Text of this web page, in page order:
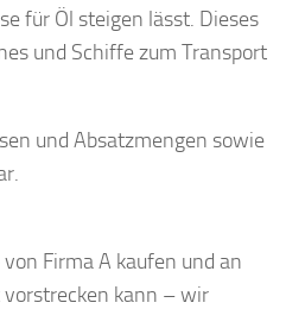
für Öl steigen lässt. Dieses
und Schiffe zum Transport
und Absatzmengen sowie
Firma A kaufen und an
vorstrecken kann – wir